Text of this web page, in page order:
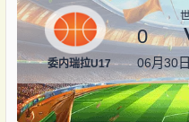
委内瑞拉U17
0
06月30